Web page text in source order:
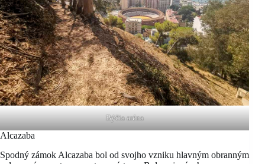
Býčia aréna
Alcazaba
Spodný zámok Alcazaba bol od svojho vzniku hlavným obranným